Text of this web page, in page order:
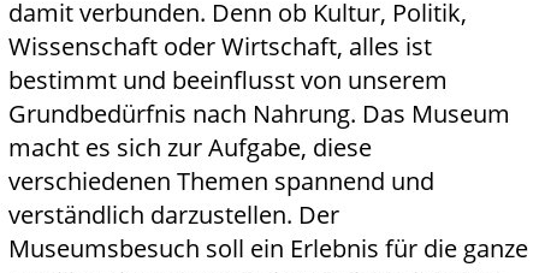
damit verbunden. Denn ob Kultur, Politik,
Wissenschaft oder Wirtschaft, alles ist
bestimmt und beeinflusst von unserem
Grundbedürfnis nach Nahrung. Das Museum
macht es sich zur Aufgabe, diese
verschiedenen Themen spannend und
verständlich darzustellen. Der
Museumsbesuch soll ein Erlebnis für die ganze